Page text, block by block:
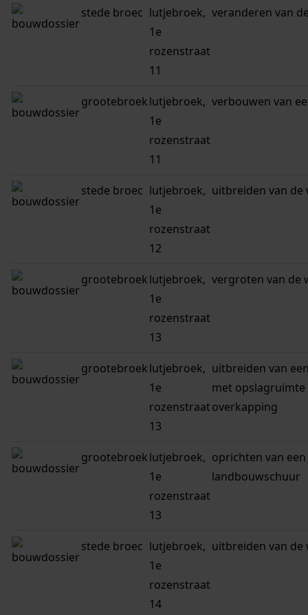
stede broec lutjebroek,
1e
rozenstraat
11
veranderen van
grootebroeklutjebroek,
1e
rozenstraat
11
verbouwen van
stede broec lutjebroek,
1e
rozenstraat
12
uitbreiden van de
grootebroeklutjebroek,
1e
rozenstraat
13
vergroten van de
grootebroeklutjebroek,
1e
rozenstraat
13
uitbreiden van
met opslagruimte
overkapping
grootebroeklutjebroek,
1e
rozenstraat
13
oprichten van een
landbouwschuur
stede broec lutjebroek,
1e
rozenstraat
14
uitbreiden van de